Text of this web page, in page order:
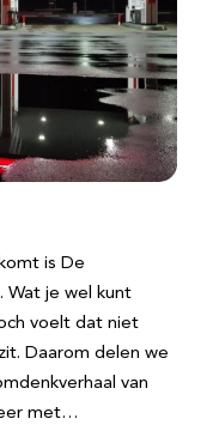
is De
Wat je wel kunt
voelt dat niet
Daarom delen we
van
met…